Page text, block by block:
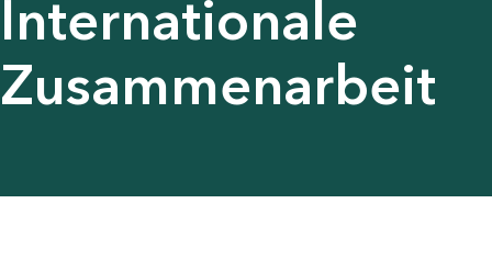
Internationale
Zusammenarbeit